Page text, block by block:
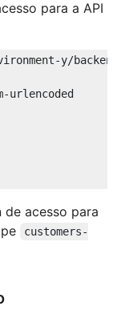
para a API
y/
urlencoded
acesso para
customers-